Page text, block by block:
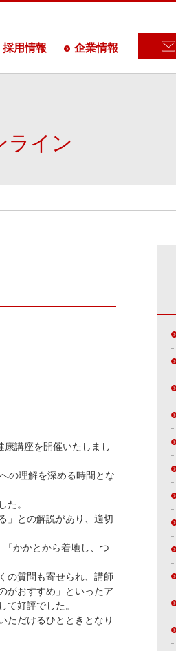
採用情報 企業情報
ライン
講座を開催いたしまし
の理解を深める時間とな
た。
」との解説があり、適切
かかとから着地し、つ
の質問も寄せられ、講師
がおすすめ」といったア
好評でした。
ただけるひとときとなり